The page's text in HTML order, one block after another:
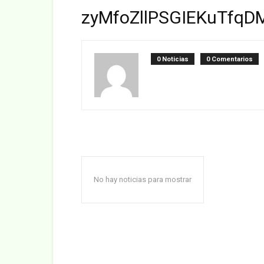
0 Noticias 0 Comentarios
No hay noticias para mostrar